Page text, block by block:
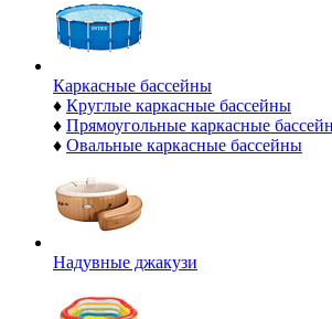
Каркасные бассейны
♦ Круглые каркасные бассейны
♦ Прямоугольные каркасные
♦ Овальные каркасные бассейны
Надувные джакузи